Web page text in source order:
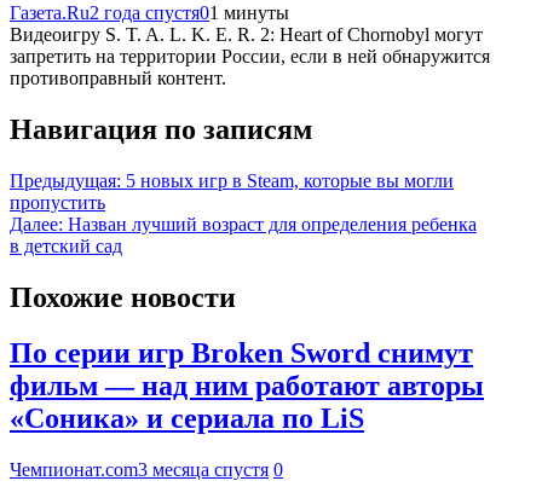
Газета.Ru2 года спустя01 минуты
Видеоигру S. T. A. L. K. E. R. 2: Heart of Chornobyl могут
запретить на территории России, если в ней обнаружится
противоправный контент.
Навигация по записям
Предыдущая: 5 новых игр в Steam, которые вы могли
пропустить
Далее: Назван лучший возраст для определения ребенка
в детский сад
Похожие новости
По серии игр Broken Sword снимут
фильм — над ним работают авторы
«Соника» и сериала по LiS
Чемпионат.com3 месяца спустя 0